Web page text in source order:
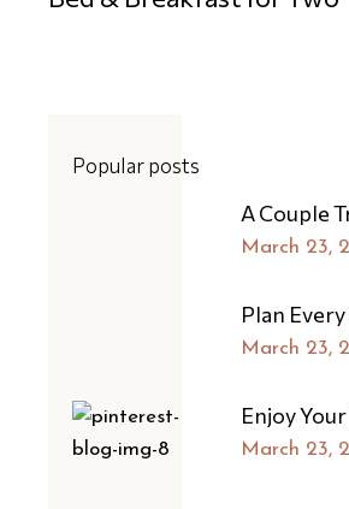
Popular posts
A Couple
March 23,
Plan
March 23,
Enjoy
March 23,